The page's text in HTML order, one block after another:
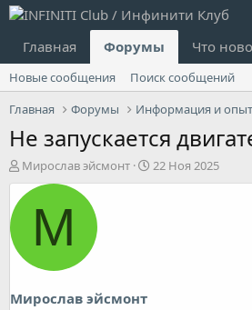
Главная Форумы Что
Новые сообщения
Поиск сообщений
Главная
Форумы
Не запускается
А
в
т
е
ы
Мирослав эйсмонт
Д
а
22 Ноя 2025
М
Мирослав эйсмонт